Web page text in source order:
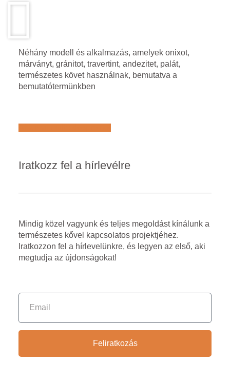
Néhány modell és alkalmazás, amelyek onixot,
márványt, gránitot, travertint, andezitet, palát,
természetes követ használnak, bemutatva a
bemutatótermünkben
Iratkozz fel a hírlevélre
Mindig közel vagyunk és teljes megoldást kínálunk a
természetes kővel kapcsolatos projektjéhez.
Iratkozzon fel a hírlevelünkre, és legyen az első, aki
megtudja az újdonságokat!
Feliratkozás